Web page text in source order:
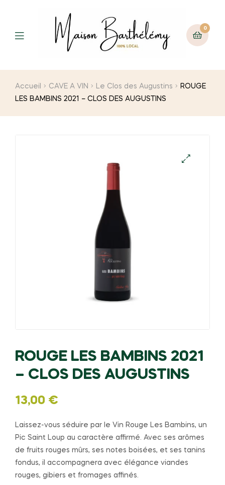
0
Menu
Accueil CAVE A VIN Le Clos des Augustins
ROUGE
LES BAMBINS 2021 – CLOS DES AUGUSTINS
ROUGE LES BAMBINS 2021
– CLOS DES AUGUSTINS
13,00 €
Laissez-vous séduire par le Vin Rouge Les Bambins, un
Pic Saint Loup au caractère affirmé. Avec ses arômes
de fruits rouges mûrs, ses notes boisées, et ses tanins
fondus, il accompagnera avec élégance viandes
rouges, gibiers et fromages affinés.